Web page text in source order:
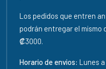
Los pedidos que entren
podrán entregar el mismo
₡3000.
Horario de envios: Lunes